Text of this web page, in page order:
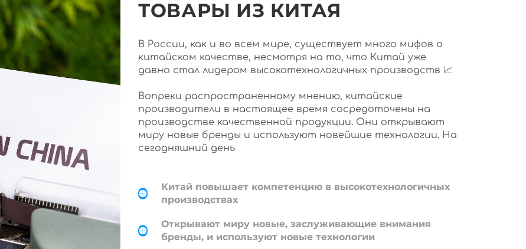
ТОВАРЫ ИЗ КИТАЯ
В России, как и во всем мире, существует много мифов о
китайском качестве, несмотря на то, что Китай уже
давно стал лидером высокотехнологичных производств 📈
Вопреки распространенному мнению, китайские
производители в настоящее время сосредоточены на
производстве качественной продукции. Они открывают
миру новые бренды и используют новейшие технологии. На
сегодняшний день
Китай повышает компетенцию в высокотехнологичных
производствах
Открывают миру новые, заслуживающие внимания
бренды, и используют новые технологии